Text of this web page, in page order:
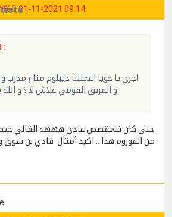
01-11-2021 09:14
:
اجري يا خويا اعمللنا ديبلوم متاع مدرب
و الفريق القومي علاش لا ؟ و
حتى كان تتمقصص عادي هههه القالي خيط
من الفوروم هذا .. اكيد أمثال فادي بن